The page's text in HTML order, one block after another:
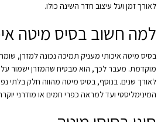
לאורך זמן ועל עיצוב חדר השינה כולו.
למה חשוב בסיס מיטה
בסיס מיטה איכותי מעניק תמיכה נכונה למזרן,
מוקדמת. מעבר לכך, הוא מבטיח שהמזרן ישמור על
לאורך שנים. בנוסף, בסיס מיטה מהווה חלק בלתי
המינימליסטי ועד למראה כפרי חמים או מודרני